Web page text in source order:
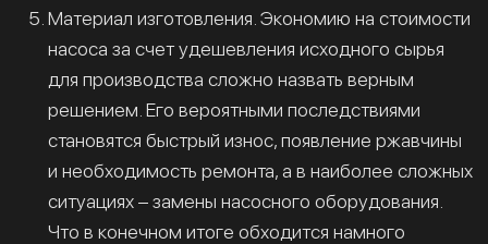
Материал изготовления. Экономию на стоимости
насоса за счет удешевления исходного сырья
для производства сложно назвать верным
решением. Его вероятными последствиями
становятся быстрый износ, появление ржавчины
и необходимость ремонта, а в наиболее сложных
ситуациях – замены насосного оборудования.
Что в конечном итоге обходится намного